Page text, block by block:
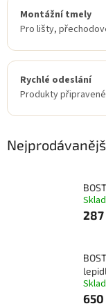
Montážní tmely
Pro lišty,
Rychlé odeslání
Produkty
287
650